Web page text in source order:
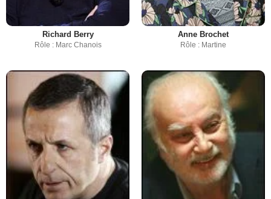
Richard Berry
Rôle : Marc Chanois
Anne Brochet
Rôle : Martine